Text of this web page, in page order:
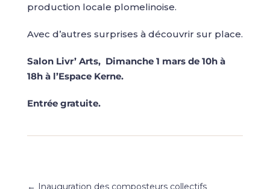
production locale plomelinoise.
Avec d’autres surprises à découvrir sur place.
Salon Livr’ Arts, Dimanche 1 mars de 10h à
18h à l’Espace Kerne.
Entrée gratuite.
← Inauguration des composteurs collectifs